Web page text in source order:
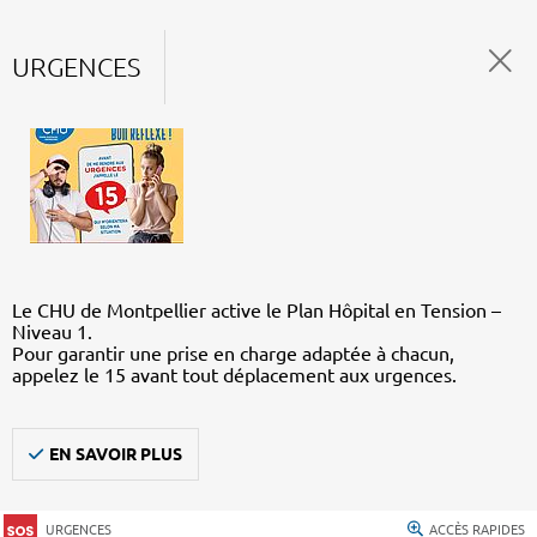
URGENCES
Le CHU de Montpellier active le Plan Hôpital en Tension –
Niveau 1.
Pour garantir une prise en charge adaptée à chacun,
appelez le 15 avant tout déplacement aux urgences.
EN SAVOIR PLUS
URGENCES ACCÈS RAPIDES